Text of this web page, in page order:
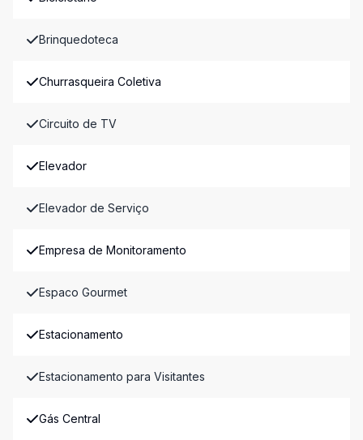
Brinquedoteca
Churrasqueira Coletiva
Circuito de TV
Elevador
Elevador de Serviço
Empresa de Monitoramento
Espaco Gourmet
Estacionamento
Estacionamento para Visitantes
Gás Central